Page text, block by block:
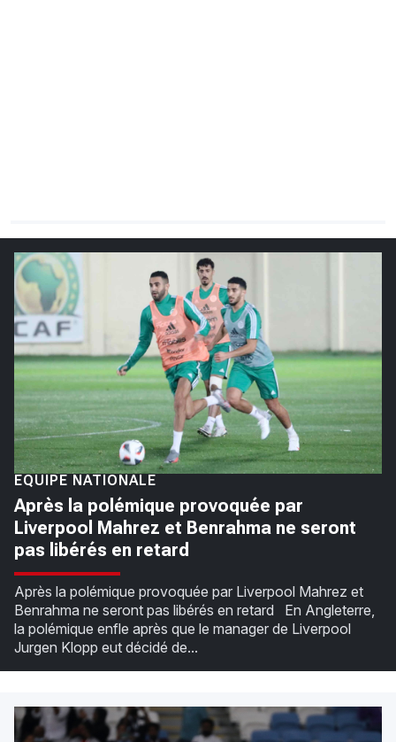
ÉQUIPE NATIONALE
Après la polémique provoquée par
Liverpool Mahrez et Benrahma ne seront
pas libérés en retard
Après la polémique provoquée par Liverpool Mahrez et
Benrahma ne seront pas libérés en retard En Angleterre,
la polémique enfle après que le manager de Liverpool
Jurgen Klopp eut décidé de...